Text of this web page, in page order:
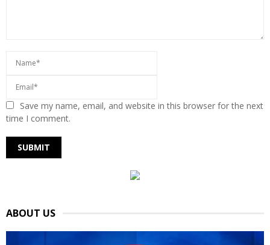
Save my name, email, and website in this browser for the next
time I comment.
ABOUT US